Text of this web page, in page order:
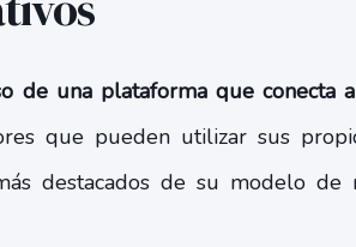
de una plataforma que conecta
que pueden utilizar sus
destacados de su modelo de